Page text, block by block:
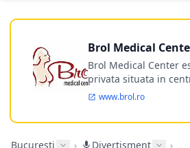
Brol Medical
Brol Medical Center
privata situata in
Timisoara avand o
Incepand din anul
www.brol.ro
București › Divertisment
›